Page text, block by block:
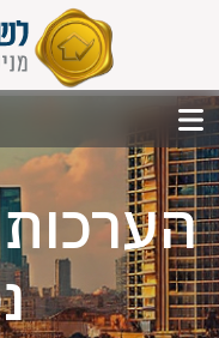
הערכות